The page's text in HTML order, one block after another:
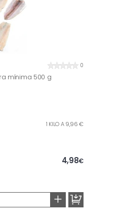
0
mínima 500 g
1 KILO A 9,96 €
4,98€
+